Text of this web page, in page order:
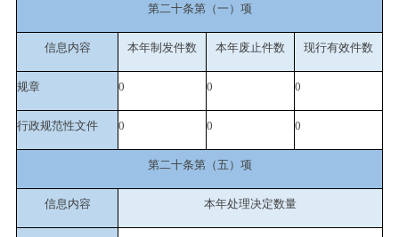
第二十条第（一）项
信息内容 本年制发件数 本年废止件数 现行有效件数
规章 0 0 0
行政规范性文件 0 0 0
第二十条第（五）项
信息内容 本年处理决定数量